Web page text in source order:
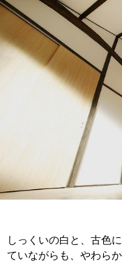
しっくいの白と、古色
ていながらも、やわらか